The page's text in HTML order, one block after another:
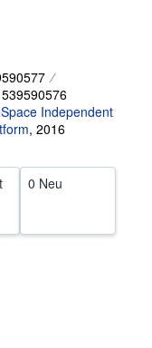
Independent
, 2016
0 Neu